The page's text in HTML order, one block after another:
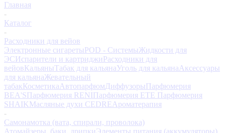
Главная
-
Каталог
-
Расходники для вейов
Электронные сигаретыPOD - СистемыЖидкости для
ЭСИспарители и картриджиРасходники для
вейовКальяныТабак для кальянаУголь для кальянаАксессуары
для кальянаЖевательный
табакКосметикаАвтопарфюмДиффузорыПарфюмерия
BEA'SПарфюмерия RENIПарфюмерия ETE Парфюмерия
SHAIKМасляные духи CEDREАроматерапия
-
Самонамотка (вата, спирали, проволока)
Атомайзеры, баки, дрипкиЭлементы питания (аккумуляторы)